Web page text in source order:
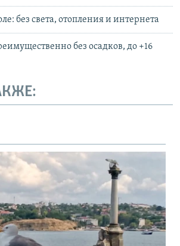
без света, отопления и интернета
без осадков, до +16